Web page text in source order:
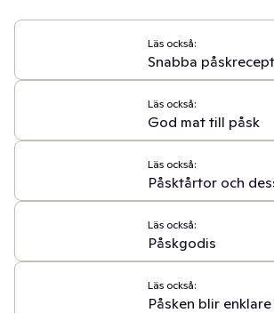
Läs också:
Snabba påskrecept
Läs också:
God mat till påsk
Läs också:
Påsktårtor och
Läs också:
Påskgodis
Läs också:
Påsken blir